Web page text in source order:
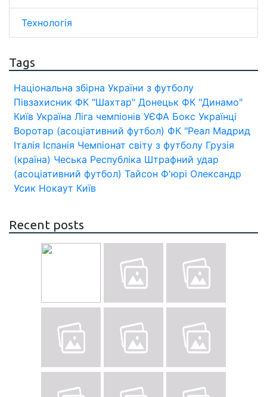
Технологія
Tags
Національна збірна України з футболу
Півзахисник ФК "Шахтар" Донецьк ФК "Динамо"
Київ Україна Ліга чемпіонів УЄФА Бокс Українці
Воротар (асоціативний футбол) ФК "Реал Мадрид
Італія Іспанія Чемпіонат світу з футболу Грузія
(країна) Чеська Республіка Штрафний удар
(асоціативний футбол) Тайсон Ф'юрі Олександр
Усик Нокаут Київ
Recent posts